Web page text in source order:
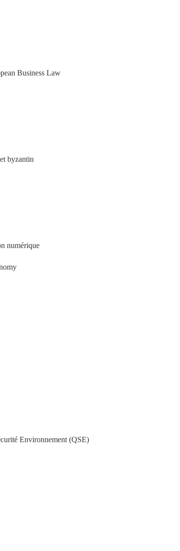
Business Law
byzantin
numérique
Environnement (QSE)